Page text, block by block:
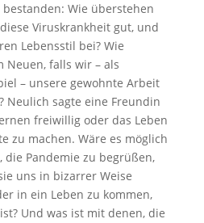
Wie überstehen
Viruskrankheit gut, und
Lebensstil bei? Wie
falls wir – als
– unsere gewohnte Arbeit
Neulich sagte eine Freundin
freiwillig oder das Leben
zu machen. Wäre es möglich
die Pandemie zu begrüßen,
uns in bizarrer Weise
in ein Leben zu kommen,
Und was ist mit denen, die